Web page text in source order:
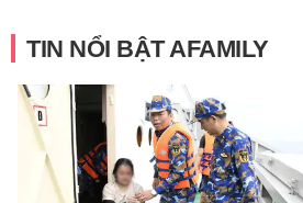
TIN NỔI BẬT AFAMILY